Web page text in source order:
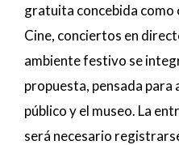
gratuita concebida como
Cine, conciertos en
ambiente festivo se
propuesta, pensada para
público y el museo. La
será necesario